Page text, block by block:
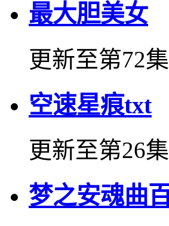
最大胆美女
更新至第72集
空速星痕txt
更新至第26集
梦之安魂曲